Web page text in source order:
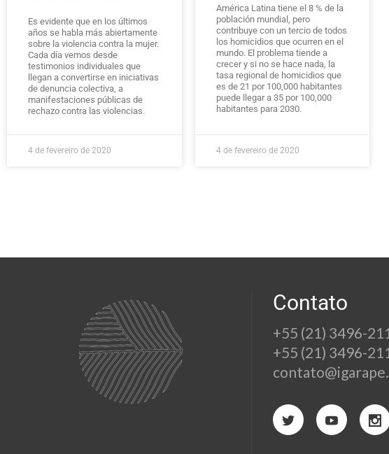
Es evidente que en los últimos
años se habla más abiertamente
sobre la violencia contra la mujer.
Cada día vemos desde
testimonios individuales que
llegan a convertirse en iniciativas
de denuncia colectiva, a
manifestaciones públicas de
rechazo contra las violencias.
4 de fevereiro de 2020
América Latina tiene el 8 % de la
población mundial, pero
contribuye con un tercio de todos
los homicidios que ocurren en el
mundo. El problema tiende a
crecer y si no se hace nada, la
tasa regional de homicidios que
es de 21 por 100,000 habitantes
puede llegar a 35 por 100,000
habitantes para 2030.
4 de fevereiro de 2020
Contato
+55 (21) 3496-
+55 (21) 3496-